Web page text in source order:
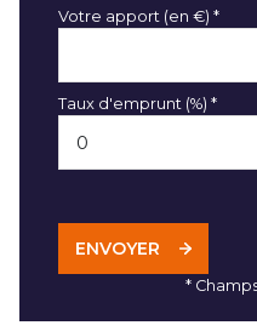
Votre apport (en €) *
Taux d'emprunt (%) *
ENVOYER
*